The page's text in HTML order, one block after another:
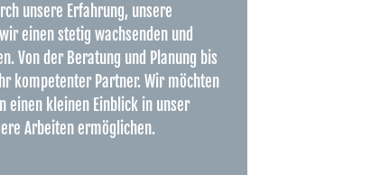
unsere Erfahrung, unsere
einen stetig wachsenden und
Von der Beratung und Planung bis
kompetenter Partner. Wir möchten
einen kleinen Einblick in unser
Arbeiten ermöglichen.